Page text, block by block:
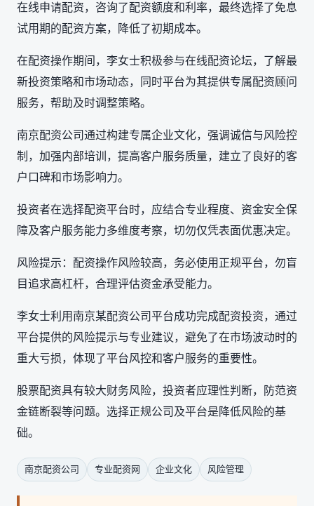
在线申请配资，咨询了配资额度和利率，最终选择了免息
试用期的配资方案，降低了初期成本。
在配资操作期间，李女士积极参与在线配资论坛，了解最
新投资策略和市场动态，同时平台为其提供专属配资顾问
服务，帮助及时调整策略。
南京配资公司通过构建专属企业文化，强调诚信与风险控
制，加强内部培训，提高客户服务质量，建立了良好的客
户口碑和市场影响力。
投资者在选择配资平台时，应结合专业程度、资金安全保
障及客户服务能力多维度考察，切勿仅凭表面优惠决定。
风险提示：配资操作风险较高，务必使用正规平台，勿盲
目追求高杠杆，合理评估资金承受能力。
李女士利用南京某配资公司平台成功完成配资投资，通过
平台提供的风险提示与专业建议，避免了在市场波动时的
重大亏损，体现了平台风控和客户服务的重要性。
股票配资具有较大财务风险，投资者应理性判断，防范资
金链断裂等问题。选择正规公司及平台是降低风险的基
础。
南京配资公司 专业配资网 企业文化 风险管理